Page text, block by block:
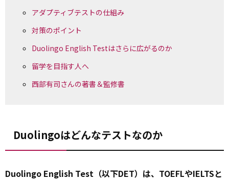
アダプティブテストの仕組み
対策のポイント
Duolingo English Testはさらに広がるのか
留学を目指す人へ
西部有司さんの著書＆監修書
Duolingoはどんなテストなのか
Duolingo English Test（以下DET）は、TOEFLやIELTSと